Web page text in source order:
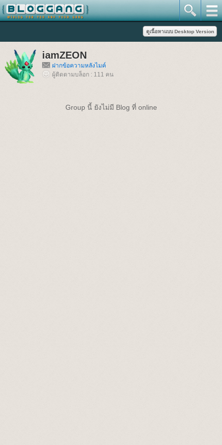
iamZEON
ฝากข้อความหลังไมค์
ผู้ติดตามบล็อก : 111 คน
Group นี้ ยังไม่มี Blog ที่ online